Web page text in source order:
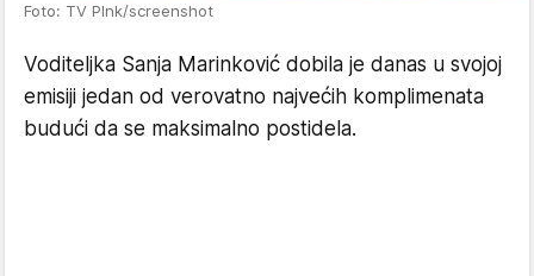
Foto: TV PInk/screenshot
Voditeljka Sanja Marinković dobila je danas u svojoj
emisiji jedan od verovatno najvećih komplimenata
budući da se maksimalno postidela.